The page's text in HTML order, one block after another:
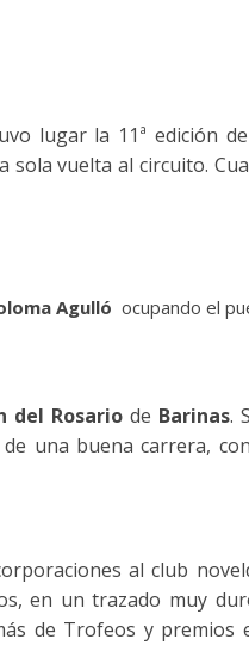
lugar la 11ª edición
vuelta al circuito.
Agulló ocupando el
del Rosario de Barinas.
de una buena carrera,
al club
en un trazado muy
de Trofeos y premios